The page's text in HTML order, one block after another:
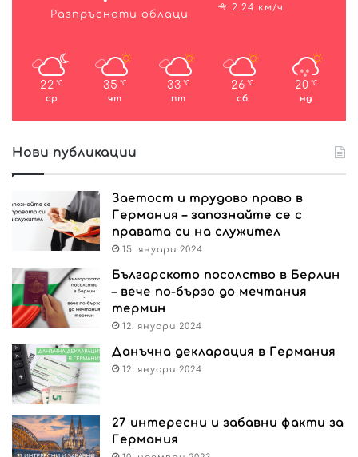
Разпръснати облаци
2.24 км/ч
22 ℃
ср
35 ℃
чт
33 ℃
пт
26 ℃
сб
20 ℃
нд
Нови публикации
Заетост и трудово право в
Германия – запознайте се с
правата си на служител
15. януари 2024
Българското посолство в Берлин
– вече по-бързо до мечтания
термин
12. януари 2024
Данъчна декларация в Германия
12. януари 2024
27 интересни и забавни факти за
Германия